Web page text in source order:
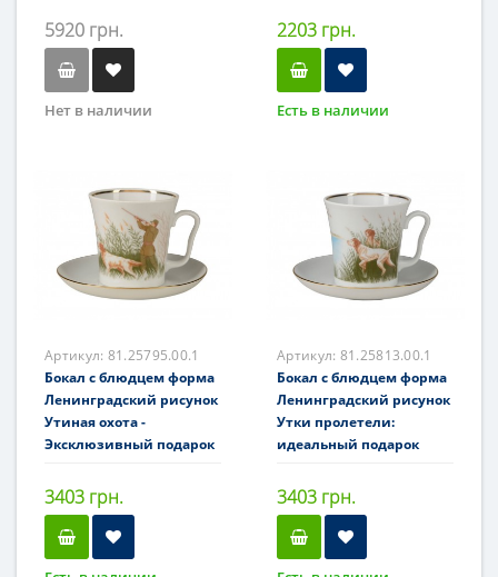
5920 грн.
Нет в наличии
2203 грн.
Есть в наличии
Артикул: 81.25795.00.1
Бокал с блюдцем форма
Ленинградский рисунок
Утиная охота -
Эксклюзивный подарок
3403 грн.
Артикул: 81.25813.00.1
Бокал с блюдцем форма
Ленинградский рисунок
Утки пролетели:
идеальный подарок
3403 грн.